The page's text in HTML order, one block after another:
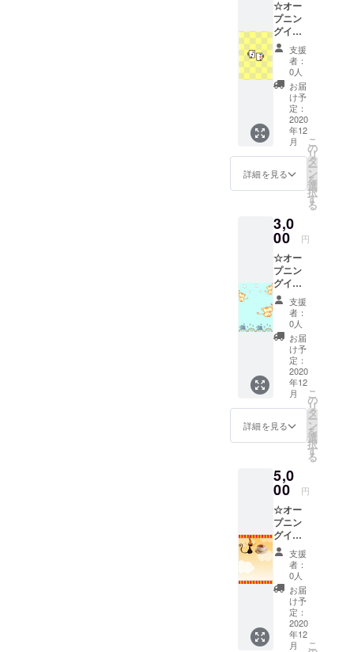
タオル
１枚送
付。
☆オー
プニン
グイ
ヤーⅠ
年間ス
テイ五
回分提
供（ド
リンク
おやつ
付）と
ネコの
写真付
きサン
クス
カード
来られ
ない方
はネコ
マーク
つきタ
オル２
枚＋ネ
コの写
真入り
サンク
スカー
ド１枚
支援
者：
0人
お届
け予
定：
2020
年12
月
詳細を見る
こ
の
リ
タ
ー
ン
を
選
択
す
る
3,0
00 円
☆オー
プニン
グイ
ヤー１
年間１
０回分
のステ
イ提供
（ドリ
ンクと
おやつ
付）ネ
コの写
真付き
サンク
スカー
られな
い方に
はネコ
マーク
付きタ
オル３
枚とネ
コの写
真付き
サンク
スカー
支援
者：
0人
お届
け予
定：
2020
年12
月
詳細を見る
こ
の
リ
タ
ー
ン
を
選
択
す
る
5,0
00 円
☆オー
プニン
グイ
ヤーⅠ
年間２
０回ス
テイ提
供（ド
リンク
おやつ
付）ネ
コの写
支援
者：
0人
お届
け予
定：
2020
年12
月
こ